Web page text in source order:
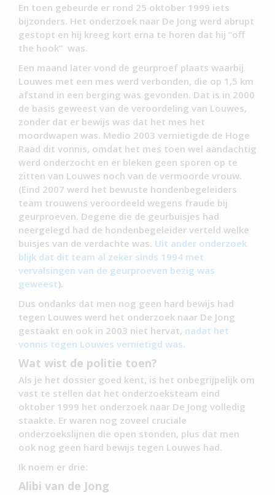
En toen gebeurde er rond 25 oktober 1999 iets
bijzonders. Het onderzoek naar De Jong werd abrupt
gestopt en hij kreeg kort erna te horen dat hij “off
the hook” was.
Een maand later vond de geurproef plaats waarbij
Louwes met een mes werd verbonden, die op 1,5 km
afstand in een berging was gevonden. Dat is in 2000
de basis geweest van de veroordeling van Louwes,
zonder dat er bewijs was dat het mes het
moordwapen was. Medio 2003 vernietigde de Hoge
Raad dit vonnis, omdat het mes toen wel aandachtig
werd onderzocht en er bleken geen sporen op te
zitten van Louwes noch van de vermoorde vrouw.
(Eind 2007 werd het bewuste hondenbegeleiders
team trouwens veroordeeld wegens fraude bij
geurproeven. Degene die de geurbuisjes had
neergelegd had de hondenbegeleider verteld welke
buisjes van de verdachte was. Uit ander onderzoek
blijk dat dit team al zeker sinds 1994 met
vervalsingen van de geurproeven bezig was
geweest).
Dus ondanks dat men nog geen hard bewijs had
tegen Louwes werd het onderzoek naar De Jong
gestaakt en ook in 2003 niet hervat, nadat het
vonnis tegen Louwes vernietigd was.
Wat wist de politie toen?
Als je het dossier goed kent, is het onbegrijpelijk om
vast te stellen dat het onderzoeksteam eind
oktober 1999 het onderzoek naar De Jong volledig
staakte. Er waren nog zoveel cruciale
onderzoekslijnen die open stonden, plus dat men
ook nog geen hard bewijs tegen Louwes had.
Ik noem er drie:
Alibi van de Jong